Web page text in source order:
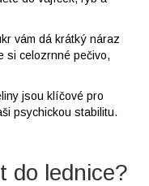
vám dá krátký náraz
si celozrnné pečivo,
jsou klíčové pro
psychickou stabilitu.
do lednice?